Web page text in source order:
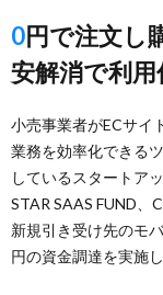
0円で注文し購入決めた物のみ支払い、不
安解消で利
小売事業者がECサイ
業務を効率化できる
しているスタートア
STAR SAAS FUND、
新規引き受け先のモ
円の資金調達を実施